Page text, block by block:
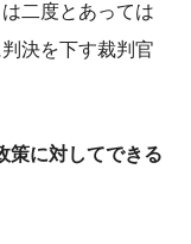
二度とあっては
決を下す裁判官
に対してできる